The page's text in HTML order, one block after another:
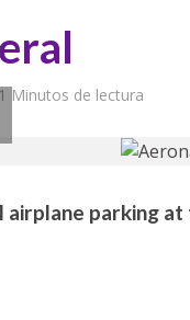
1 Minutos de lectura
airplane parking